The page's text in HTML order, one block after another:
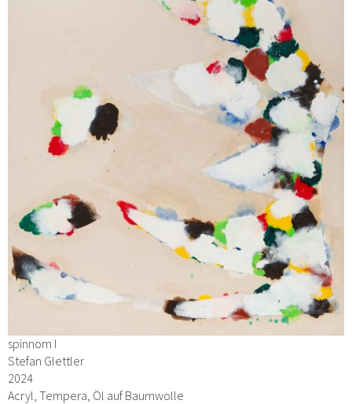
spinnom I
Stefan Glettler
2024
Acryl, Tempera, Öl auf Baumwolle